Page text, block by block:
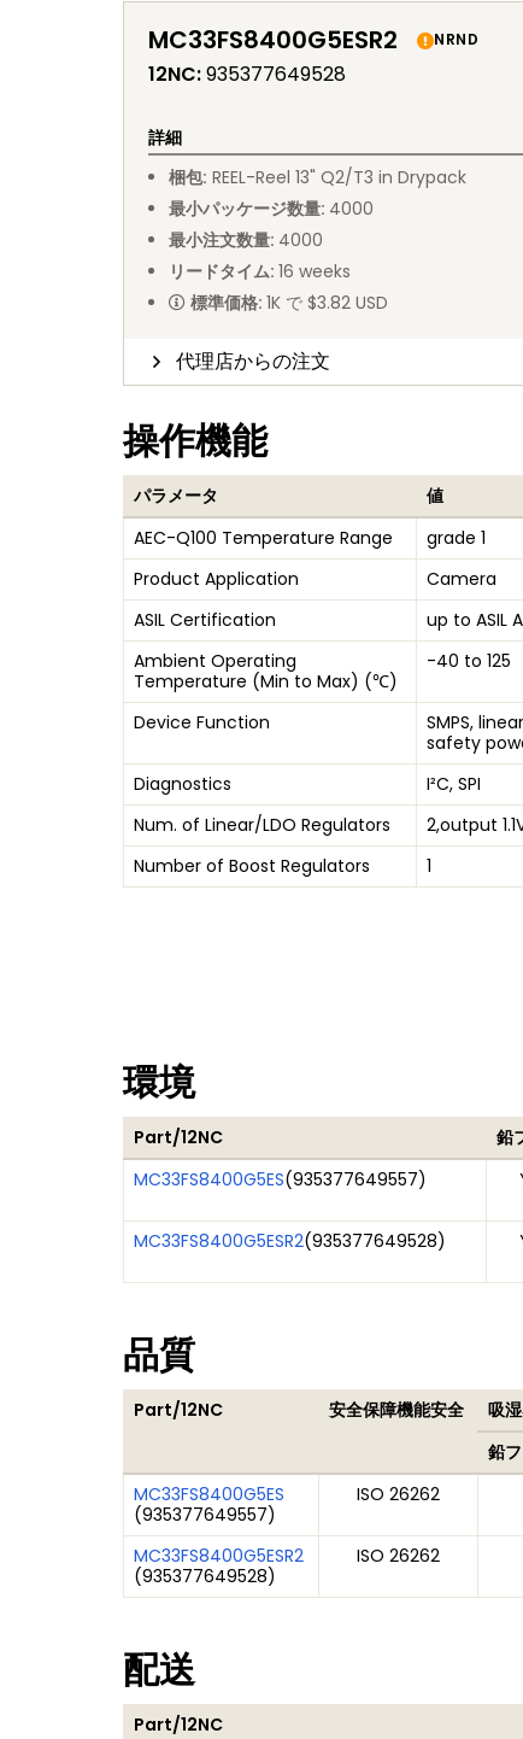
MC33FS8400G5ESR2 NRND
12NC:935377649528
詳細
梱包: REEL-Reel 13" Q2/T3 in Drypack
最小パッケージ数量: 4000
最小注文数量: 4000
リードタイム: 16 weeks
標準価格: 1K で $3.82 USD
代理店からの注文
操作機能
パラメータ
値
AEC-Q100 Temperature Range
grade 1
Product Application
Camera
ASIL Certification
up to ASIL
Ambient Operating
Temperature (Min to Max) (℃)
-40 to 125
Device Function
SMPS,
safety
Diagnostics
I²C, SPI
Num. of Linear/LDO Regulators
2,output
Number of Boost Regulators
1
環境
Part/12NC 鉛
MC33FS8400G5ES(935377649557)
MC33FS8400G5ESR2(935377649528)
品質
Part/12NC 安全保障機能安全 吸
鉛
MC33FS8400G5ES
(935377649557)
ISO 26262
MC33FS8400G5ESR2
(935377649528)
ISO 26262
配送
Part/12NC